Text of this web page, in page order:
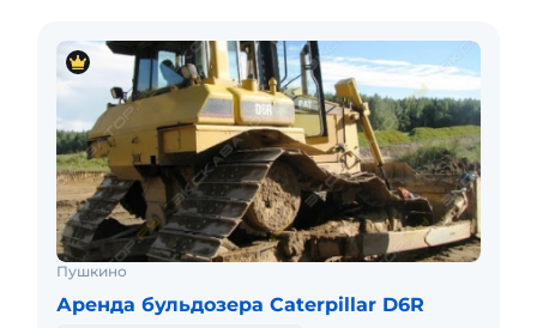
Пушкино
Аренда бульдозера Caterpillar D6R